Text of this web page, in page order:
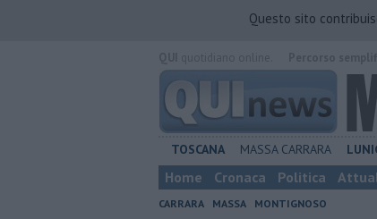
Questo sito
TOSCANA MASSA CARRARA
Home Cronaca Politica
CARRARA MASSA MONTIGNOSO